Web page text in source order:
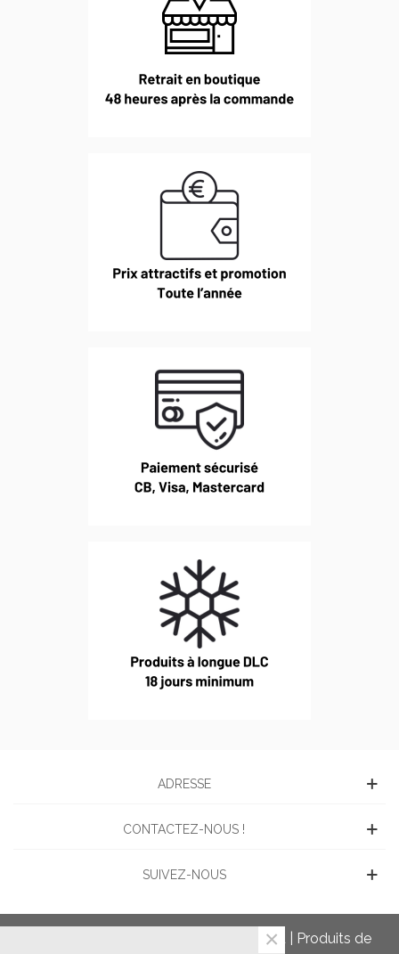
ADRESSE
CONTACTEZ-NOUS !
SUIVEZ-NOUS
Charcuterie en ligne du Domaine Picard | Produits de
×